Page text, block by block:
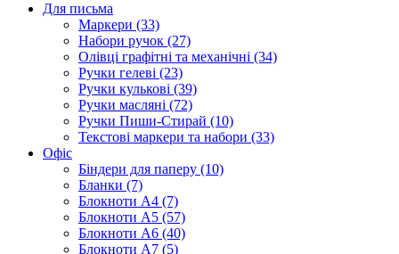
Для письма
Маркери (33)
Набори ручок (27)
Олівці графітні та механічні (34)
Ручки гелеві (23)
Ручки кулькові (39)
Ручки масляні (72)
Ручки Пиши-Стирай (10)
Текстові маркери та набори (33)
Офіс
Біндери для паперу (10)
Бланки (7)
Блокноти А4 (7)
Блокноти А5 (57)
Блокноти А6 (40)
Блокноти А7 (5)